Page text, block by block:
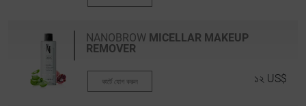
NANOBROW MICELLAR MAKEUP
REMOVER
কার্টে যোগ করুন ১২ US$